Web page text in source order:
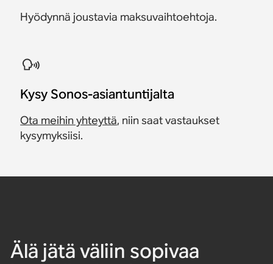
Hyödynnä joustavia maksuvaihtoehtoja.
Kysy Sonos-asiantuntijalta
Ota meihin yhteyttä, niin saat vastaukset
kysymyksiisi.
Älä jätä väliin sopivaa